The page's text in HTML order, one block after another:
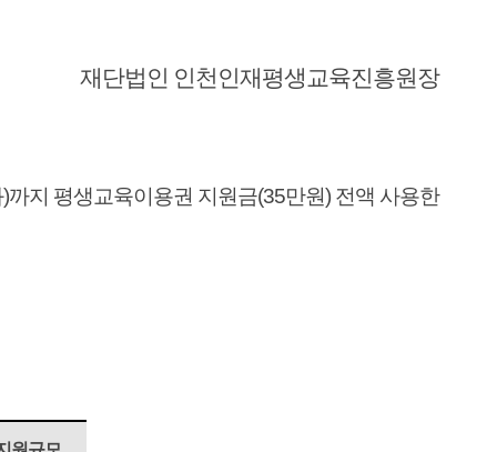
재단법인 인천인재평생교육진흥원장
)까지 평생교육이용권 지원금(35만원) 전액 사용한